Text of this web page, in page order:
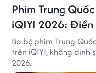
Phim Trung
iQIYI 2026: Điền
Ba bộ phim Trung
trên iQIYI, khẳng định
2026.